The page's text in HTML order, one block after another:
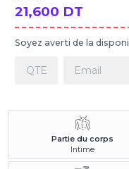
21,600 DT
Soyez averti de la
Partie du corps
Intime